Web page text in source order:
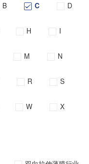
B C D
H I
M N
R S
W X